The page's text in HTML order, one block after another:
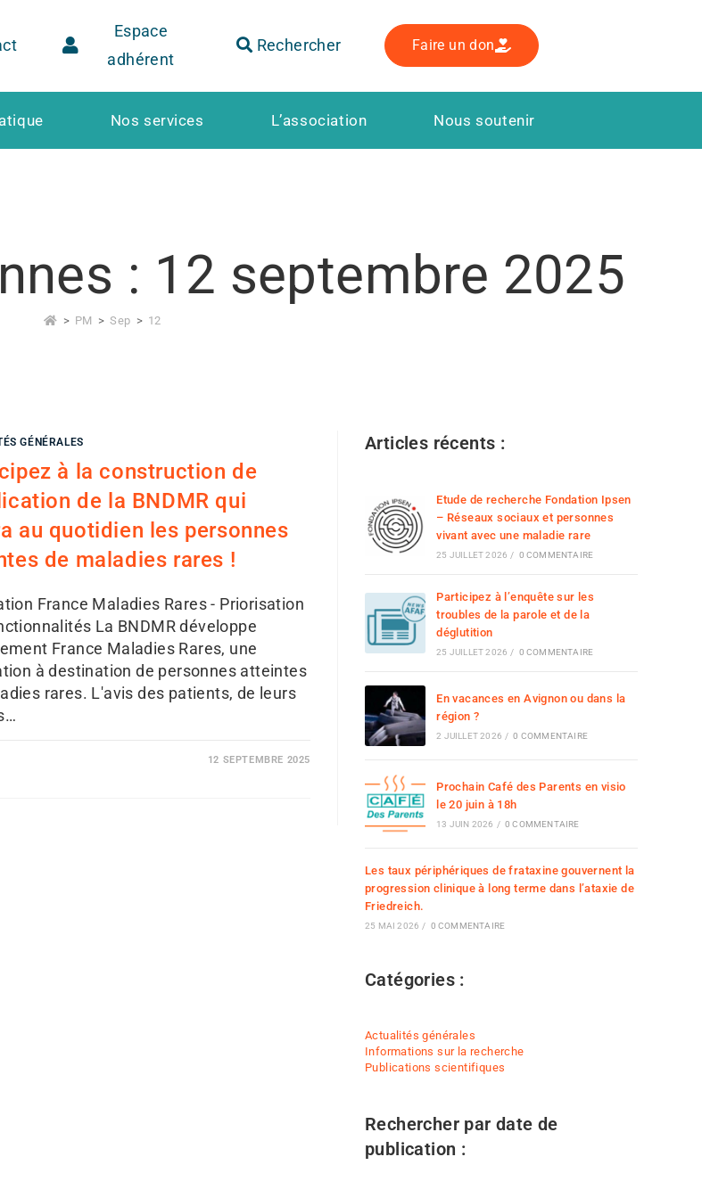
Espace
adhérent
Rechercher Faire un don
Nos services L’association Nous soutenir
: 12 septembre 2025
> PM > Sep > 12
GÉNÉRALES
à la construction de
de la BNDMR qui
au quotidien les personnes
de maladies rares !
France Maladies Rares - Priorisation
La BNDMR développe
France Maladies Rares, une
à destination de personnes atteintes
rares. L'avis des patients, de leurs
12 SEPTEMBRE 2025
Articles récents :
Etude de recherche Fondation Ipsen
– Réseaux sociaux et personnes
vivant avec une maladie rare
25 JUILLET 2026 / 0 COMMENTAIRE
Participez à l’enquête sur les
troubles de la parole et de la
déglutition
25 JUILLET 2026 / 0 COMMENTAIRE
En vacances en Avignon ou dans la
région ?
2 JUILLET 2026 / 0 COMMENTAIRE
Prochain Café des Parents en visio
le 20 juin à 18h
13 JUIN 2026 / 0 COMMENTAIRE
Les taux périphériques de frataxine gouvernent la
progression clinique à long terme dans l’ataxie de
Friedreich.
25 MAI 2026 / 0 COMMENTAIRE
Catégories :
Actualités générales
Informations sur la recherche
Publications scientifiques
Rechercher par date de
publication :